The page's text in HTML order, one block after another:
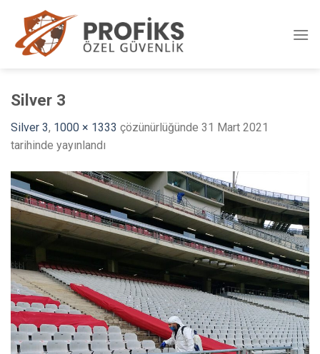
content
Silver 3
Silver 3, 1000 × 1333 çözünürlüğünde 31 Mart 2021
tarihinde yayınlandı